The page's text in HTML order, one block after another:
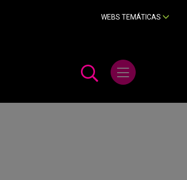
WEBS TEMÁTICAS
Abrir menú